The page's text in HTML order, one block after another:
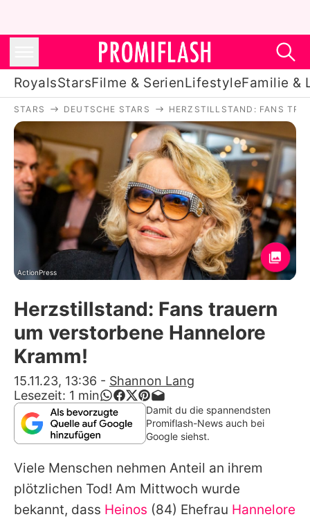
RoyalsStarsFilme & SerienLifestyleFamilie &
Royals
Stars
Filme & Serien
Lifestyle
Familie & Liebe
Promiflash Exklusiv
Alle Themen auf Promiflash
App runterladen
Team
Redaktionelle Richtlinien
Impressum
Datenschutzerklärung
STARS DEUTSCHE STARS HERZSTILLSTAND: FANS
ActionPress
Herzstillstand: Fans trauern
um verstorbene Hannelore
Kramm!
15.11.23, 13:36 - Shannon Lang
Lesezeit: 1 min
Damit du die spannendsten
Promiflash-News auch bei
Google siehst.
Viele Menschen nehmen Anteil an ihrem
plötzlichen Tod! Am Mittwoch wurde
bekannt, dass Heinos (84) Ehefrau Hannelore